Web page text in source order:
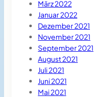
März 2022
Januar 2022
Dezember 2021
November 2021
September 2021
August 2021
Juli 2021
Juni 2021
Mai 2021